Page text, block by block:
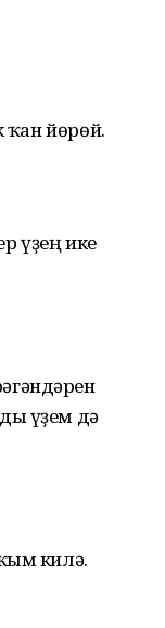
ҡан йөрөй.
үҙең ике
үҙем дә
килә.